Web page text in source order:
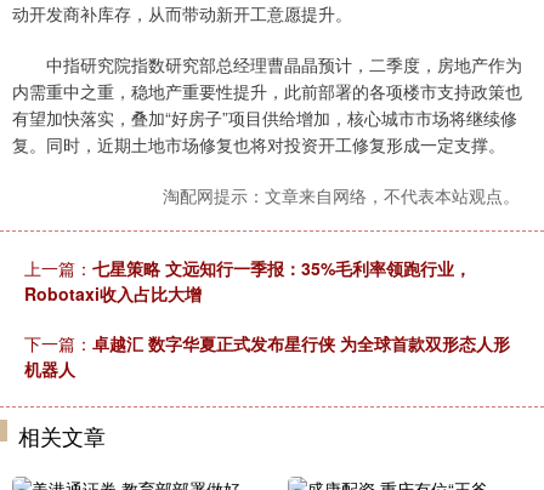
动开发商补库存，从而带动新开工意愿提升。
中指研究院指数研究部总经理曹晶晶预计，二季度，房地产作为
内需重中之重，稳地产重要性提升，此前部署的各项楼市支持政策也
有望加快落实，叠加“好房子”项目供给增加，核心城市市场将继续修
复。同时，近期土地市场修复也将对投资开工修复形成一定支撑。
淘配网提示：文章来自网络，不代表本站观点。
上一篇： 七星策略 文远知行一季报：35%毛利率领跑行业，
Robotaxi收入占比大增
下一篇： 卓越汇 数字华夏正式发布星行侠 为全球首款双形态人形
机器人
相关文章